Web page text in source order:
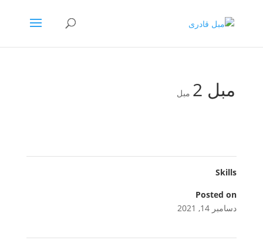
مبل 2 مبل
Skills
Posted on
دسامبر 14, 2021